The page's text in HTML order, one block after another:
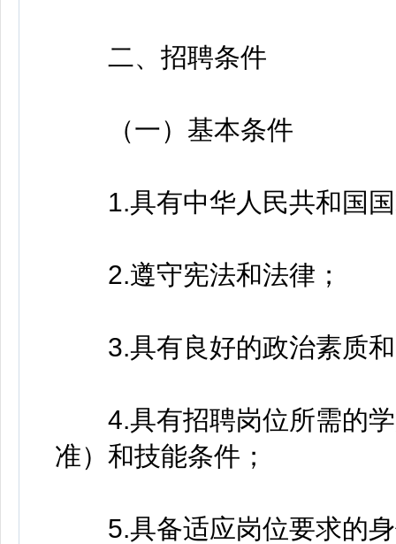
二、招聘条件
（一）基本条件
1.具有中华人民共和国国
2.遵守宪法和法律；
3.具有良好的政治素质和
4.具有招聘岗位所需的学
准）和技能条件；
5.具备适应岗位要求的身